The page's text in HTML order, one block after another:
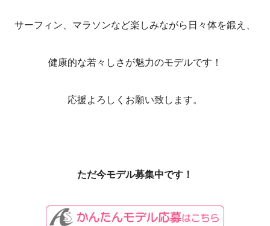
サーフィン、マラソンなど楽しみながら日々体を鍛え、
健康的な若々しさが魅力のモデルです！
応援よろしくお願い致します。
ただ今モデル募集中です！